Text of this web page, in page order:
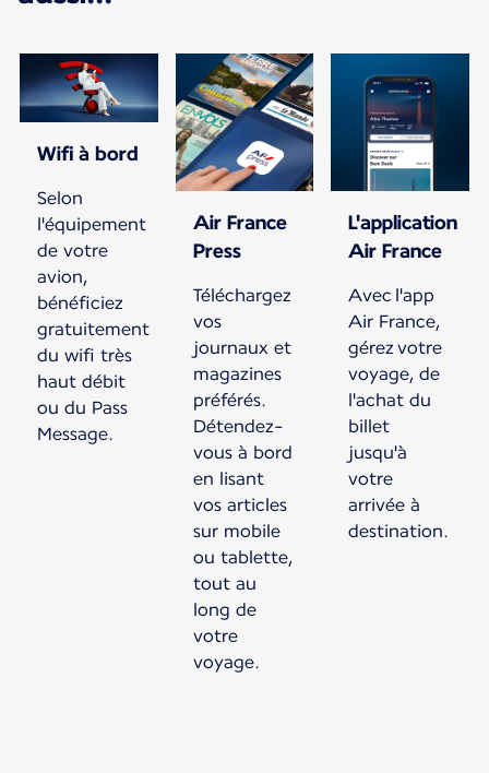
Wifi à bord
Selon
l'équipement
de votre
avion,
bénéficiez
gratuitement
du wifi très
haut débit
ou du Pass
Message.
Air France
Press
Téléchargez
vos
journaux et
magazines
préférés.
Détendez-
vous à bord
en lisant
vos articles
sur mobile
ou tablette,
tout au
long de
votre
voyage.
L'application
Air France
Avec l'app
Air France,
gérez votre
voyage, de
l'achat du
billet
jusqu'à
votre
arrivée à
destination.